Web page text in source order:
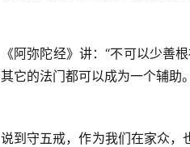
《阿弥陀经》讲：“不可以少善
其它的法门都可以成为一个辅助。
说到守五戒，作为我们在家众，